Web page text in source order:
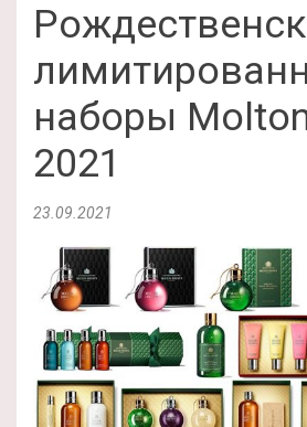
наборы
2021
23.09.2021